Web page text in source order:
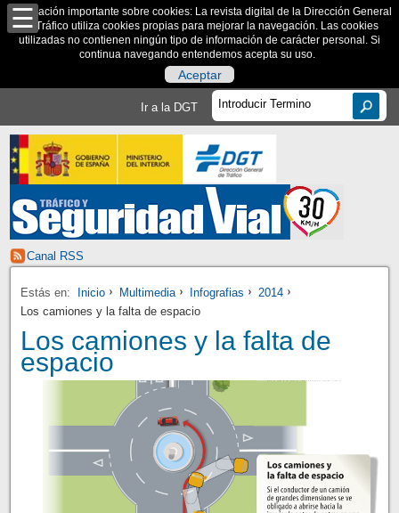
Información importante sobre cookies: La revista digital de la Dirección General
de Tráfico utiliza cookies propias para mejorar la navegación. Las cookies
utilizadas no contienen ningún tipo de información de carácter personal. Si
continua navegando entendemos acepta su uso.
Aceptar
Ir a la DGT
Canal RSS
Estás en: Inicio Multimedia Infografias
2014
Los camiones y la falta de espacio
Los camiones y la falta de
espacio